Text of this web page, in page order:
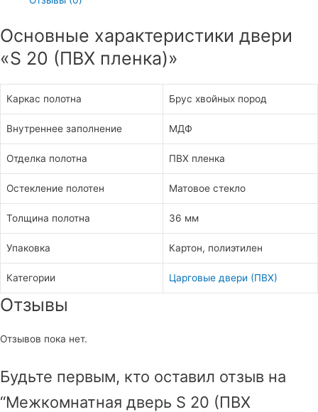
Основные характеристики двери
«S 20 (ПВХ пленка)»
Каркас полотна Брус хвойных пород
Внутреннее заполнение МДФ
Отделка полотна ПВХ пленка
Остекление полотен Матовое стекло
Толщина полотна 36 мм
Упаковка Картон, полиэтилен
Категории Царговые двери (ПВХ)
Отзывы
Отзывов пока нет.
Будьте первым, кто оставил отзыв на
“Межкомнатная дверь S 20 (ПВХ